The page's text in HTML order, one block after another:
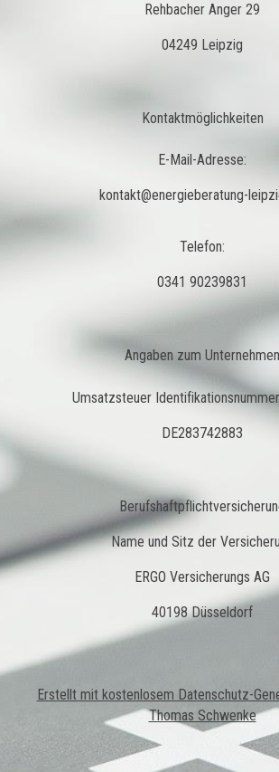
Rehbacher Anger 29
04249 Leipzig
Kontaktmöglichkeiten
E-Mail-Adresse:
kontakt@energieberatung-
Telefon:
0341 90239831
Angaben zum Unternehmen
Umsatzsteuer
DE283742883
Name und Sitz der
ERGO Versicherungs AG
40198 Düsseldorf
Erstellt mit kostenlosem Datenschutz-
Thomas Schwenke